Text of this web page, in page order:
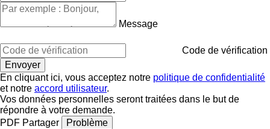
Message
Code de vérification
En cliquant ici, vous acceptez notre politique de confidentialité
et notre accord utilisateur.
Vos données personnelles seront traitées dans le but de
répondre à votre demande.
PDF Partager
Problème